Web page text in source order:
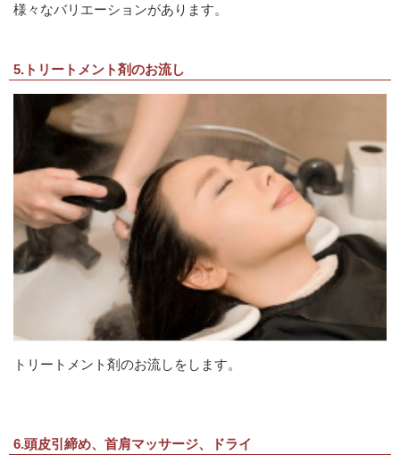
様々なバリエーションがあります。
5.トリートメント剤のお流し
トリートメント剤のお流しをします。
6.頭皮引締め、首肩マッサージ、ドライ